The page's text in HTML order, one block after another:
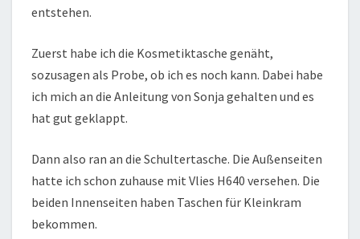
entstehen.
Zuerst habe ich die Kosmetiktasche genäht,
sozusagen als Probe, ob ich es noch kann. Dabei habe
ich mich an die Anleitung von Sonja gehalten und es
hat gut geklappt.
Dann also ran an die Schultertasche. Die Außenseiten
hatte ich schon zuhause mit Vlies H640 versehen. Die
beiden Innenseiten haben Taschen für Kleinkram
bekommen.